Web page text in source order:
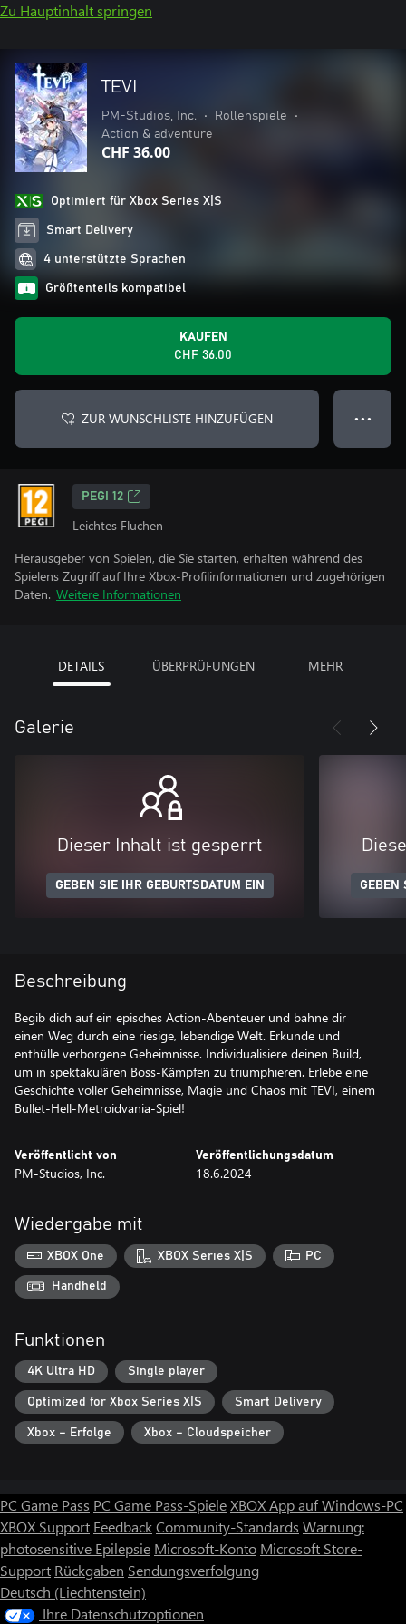
Zu Hauptinhalt springen
TEVI
PM-Studios, Inc. • Rollenspiele
•
Action & adventure
CHF 36.00
Optimiert für Xbox Series X|S
Smart Delivery
4 unterstützte Sprachen
Größtenteils kompatibel
KAUFEN
CHF 36.00
ZUR WUNSCHLISTE HINZUFÜGEN ● ● ●
PEGI 12
Leichtes Fluchen
Herausgeber von Spielen, die Sie starten, erhalten während des
Spielens Zugriff auf Ihre Xbox-Profilinformationen und zugehörigen
Daten. Weitere Informationen
DETAILS ÜBERPRÜFUNGEN MEHR
Galerie
Dieser Inhalt ist gesperrt
GEBEN SIE IHR GEBURTSDATUM EIN GEBEN
Beschreibung
Begib dich auf ein episches Action-Abenteuer und bahne dir
einen Weg durch eine riesige, lebendige Welt. Erkunde und
enthülle verborgene Geheimnisse. Individualisiere deinen Build,
um in spektakulären Boss-Kämpfen zu triumphieren. Erlebe eine
Geschichte voller Geheimnisse, Magie und Chaos mit TEVI, einem
Bullet-Hell-Metroidvania-Spiel!
Veröffentlicht von
PM-Studios, Inc.
Veröffentlichungsdatum
18.6.2024
Wiedergabe mit
XBOX One XBOX Series X|S PC
Handheld
Funktionen
4K Ultra HD Single player
Optimized for Xbox Series X|S Smart Delivery
Xbox – Erfolge Xbox – Cloudspeicher
PC Game Pass PC Game Pass-SpieleXBOX App auf Windows-PC
XBOX Support FeedbackCommunity-Standards Warnung:
photosensitive Epilepsie Microsoft-Konto Microsoft Store-
Support Rückgaben Sendungsverfolgung
Deutsch (Liechtenstein)
Ihre Datenschutzoptionen